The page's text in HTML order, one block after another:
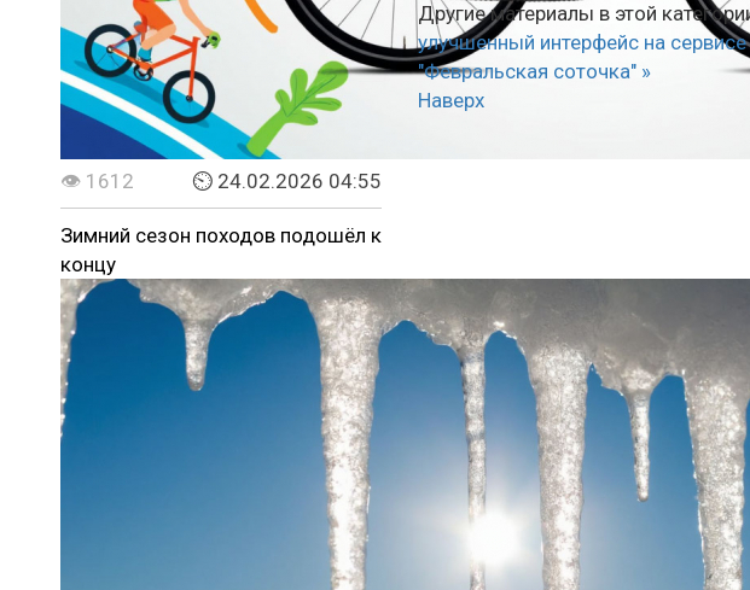
👁 1612 ⏲ 24.02.2026 04:55
Зимний сезон походов подошёл к
концу
Другие материалы в этой
улучшенный интерфейс на
"Февральская соточка" »
Наверх